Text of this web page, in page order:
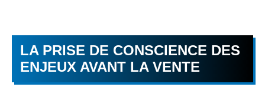
LA PRISE DE CONSCIENCE DES
ENJEUX AVANT LA VENTE